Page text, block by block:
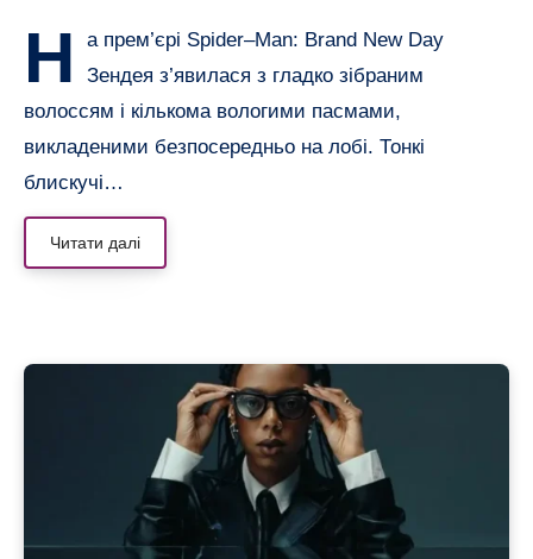
Н
а прем’єрі Spider–Man: Brand New Day
Зендея з’явилася з гладко зібраним
волоссям і кількома вологими пасмами,
викладеними безпосередньо на лобі. Тонкі
блискучі…
Читати далі